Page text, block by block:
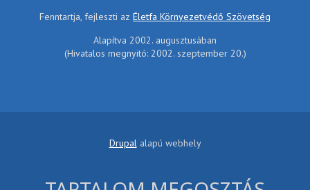
Fenntartja, fejleszti az Életfa Környezetvédő Szövetség
Alapítva 2002. augusztusában
(Hivatalos megnyitó: 2002. szeptember 20.)
Drupalalapú webhely